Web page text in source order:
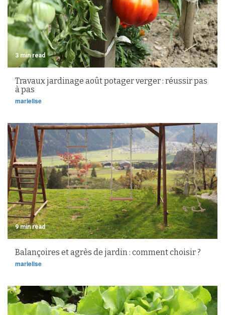
3 min read
Travaux jardinage août potager verger : réussir pas
à pas
marielise
9 min read
Balançoires et agrès de jardin : comment choisir ?
marielise